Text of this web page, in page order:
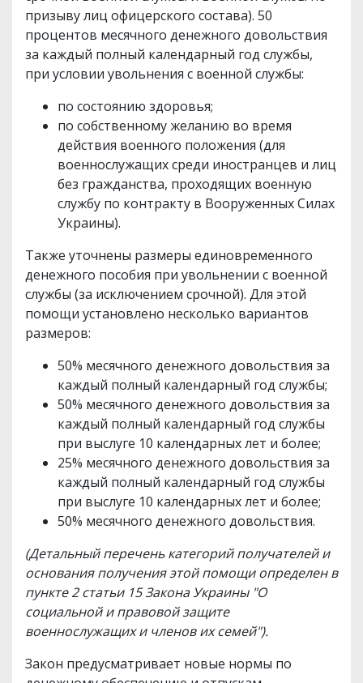
призыву лиц офицерского состава). 50
процентов месячного денежного довольствия
за каждый полный календарный год службы,
при условии увольнения с военной службы:
по состоянию здоровья;
по собственному желанию во время
действия военного положения (для
военнослужащих среди иностранцев и лиц
без гражданства, проходящих военную
службу по контракту в Вооруженных Силах
Украины).
Также уточнены размеры единовременного
денежного пособия при увольнении с военной
службы (за исключением срочной). Для этой
помощи установлено несколько вариантов
размеров:
50% месячного денежного довольствия за
каждый полный календарный год службы;
50% месячного денежного довольствия за
каждый полный календарный год службы
при выслуге 10 календарных лет и более;
25% месячного денежного довольствия за
каждый полный календарный год службы
при выслуге 10 календарных лет и более;
50% месячного денежного довольствия.
(Детальный перечень категорий получателей и
основания получения этой помощи определен в
пункте 2 статьи 15 Закона Украины "О
социальной и правовой защите
военнослужащих и членов их семей").
Закон предусматривает новые нормы по